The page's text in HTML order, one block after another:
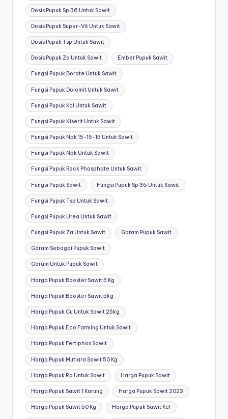
Dosis Pupuk Sp 36 Untuk Sawit
Dosis Pupuk Super-Vit Untuk Sawit
Dosis Pupuk Tsp Untuk Sawit
Dosis Pupuk Za Untuk Sawit Ember Pupuk Sawit
Fungsi Pupuk Borate Untuk Sawit
Fungsi Pupuk Dolomit Untuk Sawit
Fungsi Pupuk Kcl Untuk Sawit
Fungsi Pupuk Kiserit Untuk Sawit
Fungsi Pupuk Npk 15-15-15 Untuk Sawit
Fungsi Pupuk Npk Untuk Sawit
Fungsi Pupuk Rock Phosphate Untuk Sawit
Fungsi Pupuk Sawit Fungsi Pupuk Sp 36 Untuk Sawit
Fungsi Pupuk Tsp Untuk Sawit
Fungsi Pupuk Urea Untuk Sawit
Fungsi Pupuk Za Untuk Sawit Garam Pupuk Sawit
Garam Sebagai Pupuk Sawit
Garam Untuk Pupuk Sawit
Harga Pupuk Booster Sawit 5 Kg
Harga Pupuk Booster Sawit 5kg
Harga Pupuk Cu Untuk Sawit 25kg
Harga Pupuk Eco Farming Untuk Sawit
Harga Pupuk Fertiphos Sawit
Harga Pupuk Mutiara Sawit 50 Kg
Harga Pupuk Rp Untuk Sawit Harga Pupuk Sawit
Harga Pupuk Sawit 1 Karung Harga Pupuk Sawit 2023
Harga Pupuk Sawit 50 Kg Harga Pupuk Sawit Kcl